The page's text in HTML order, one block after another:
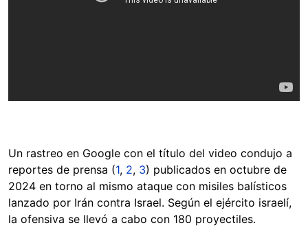
Un rastreo en Google con el título del video condujo a
reportes de prensa (1, 2, 3) publicados en octubre de
2024 en torno al mismo ataque con misiles balísticos
lanzado por Irán contra Israel. Según el ejército israelí,
la ofensiva se llevó a cabo con 180 proyectiles.